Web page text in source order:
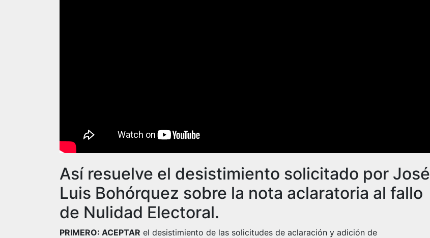
Así resuelve el desistimiento solicitado por José
Luis Bohórquez sobre la nota aclaratoria al fallo
de Nulidad Electoral.
PRIMERO: ACEPTAR el desistimiento de las solicitudes de aclaración y adición de